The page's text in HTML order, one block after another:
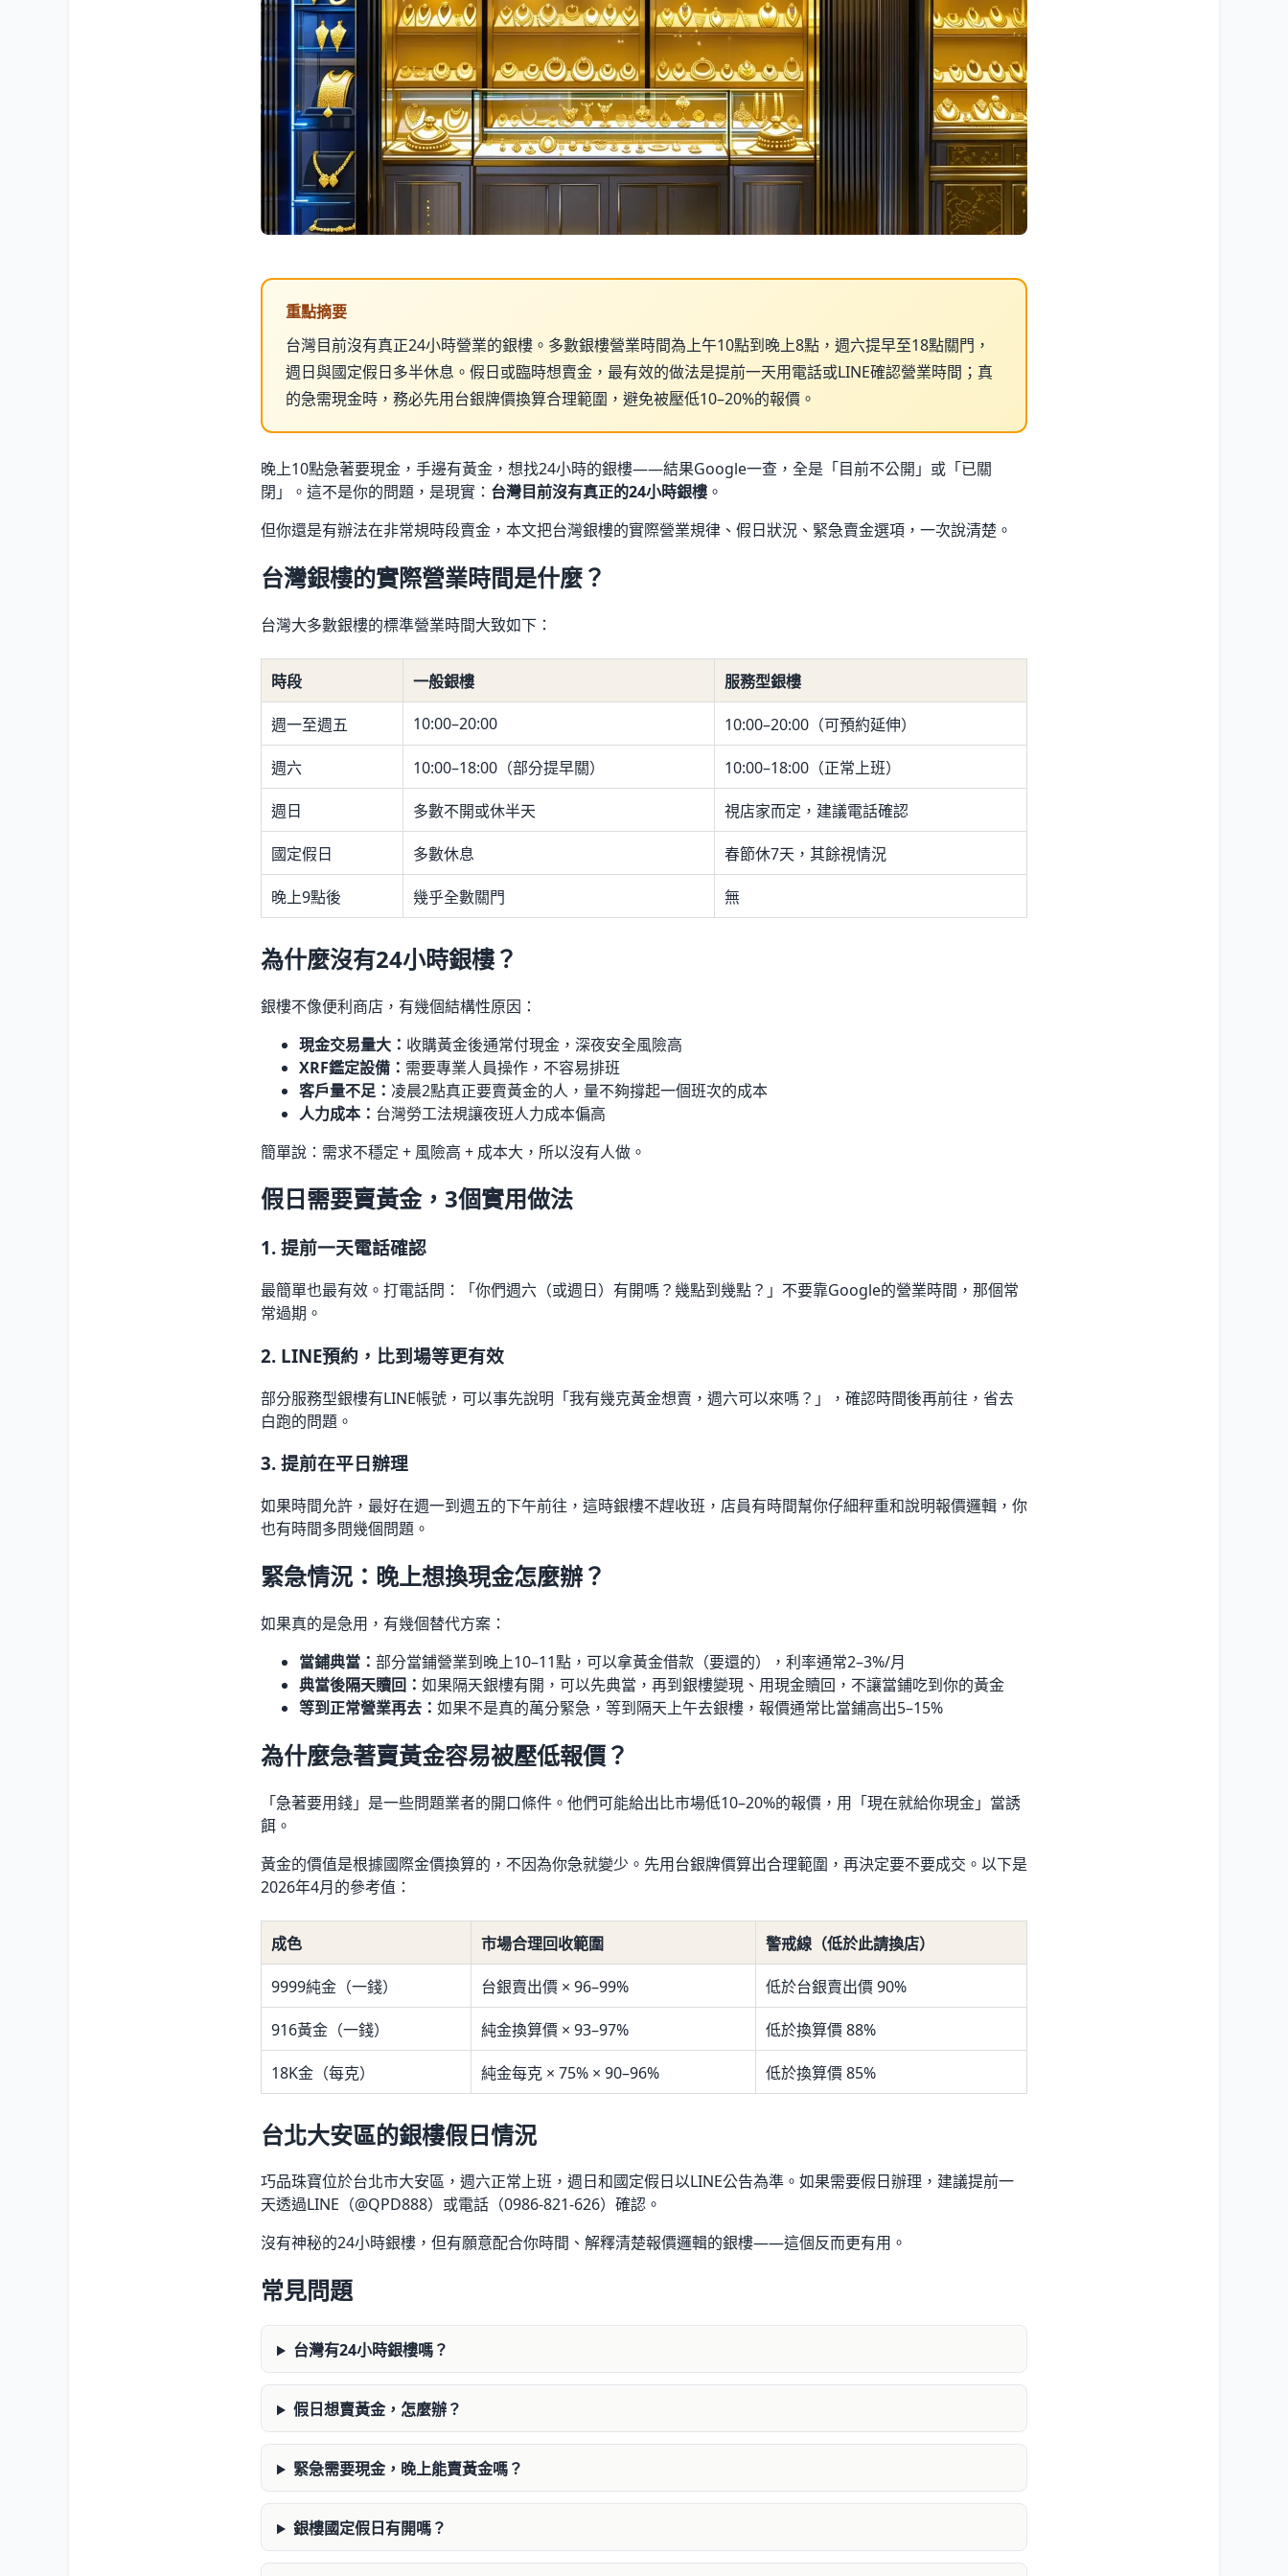
重點摘要
台灣目前沒有真正24小時營業的銀樓。多數銀樓營業時間為上午10點到晚上8點，週六提早至18點關門，
週日與國定假日多半休息。假日或臨時想賣金，最有效的做法是提前一天用電話或LINE確認營業時間；真
的急需現金時，務必先用台銀牌價換算合理範圍，避免被壓低10–20%的報價。
晚上10點急著要現金，手邊有黃金，想找24小時的銀樓——結果Google一查，全是「目前不公開」或「已關
閉」。這不是你的問題，是現實： 台灣目前沒有真正的24小時銀樓 。
但你還是有辦法在非常規時段賣金，本文把台灣銀樓的實際營業規律、假日狀況、緊急賣金選項，一次說清楚。
台灣銀樓的實際營業時間是什麼？
台灣大多數銀樓的標準營業時間大致如下：
時段 一般銀樓 服務型銀樓
週一至週五 10:00–20:00 10:00–20:00（可預約延伸）
週六 10:00–18:00（部分提早關） 10:00–18:00（正常上班）
週日 多數不開或休半天 視店家而定，建議電話確認
國定假日 多數休息 春節休7天，其餘視情況
晚上9點後 幾乎全數關門 無
為什麼沒有24小時銀樓？
銀樓不像便利商店，有幾個結構性原因：
現金交易量大： 收購黃金後通常付現金，深夜安全風險高
XRF鑑定設備： 需要專業人員操作，不容易排班
客戶量不足： 凌晨2點真正要賣黃金的人，量不夠撐起一個班次的成本
人力成本： 台灣勞工法規讓夜班人力成本偏高
簡單說：需求不穩定 + 風險高 + 成本大，所以沒有人做。
假日需要賣黃金，3個實用做法
1. 提前一天電話確認
最簡單也最有效。打電話問：「你們週六（或週日）有開嗎？幾點到幾點？」不要靠Google的營業時間，那個常
常過期。
2. LINE預約，比到場等更有效
部分服務型銀樓有LINE帳號，可以事先說明「我有幾克黃金想賣，週六可以來嗎？」，確認時間後再前往，省去
白跑的問題。
3. 提前在平日辦理
如果時間允許，最好在週一到週五的下午前往，這時銀樓不趕收班，店員有時間幫你仔細秤重和說明報價邏輯，你
也有時間多問幾個問題。
緊急情況：晚上想換現金怎麼辦？
如果真的是急用，有幾個替代方案：
當鋪典當： 部分當鋪營業到晚上10–11點，可以拿黃金借款（要還的），利率通常2–3%/月
典當後隔天贖回： 如果隔天銀樓有開，可以先典當，再到銀樓變現、用現金贖回，不讓當鋪吃到你的黃金
等到正常營業再去： 如果不是真的萬分緊急，等到隔天上午去銀樓，報價通常比當鋪高出5–15%
為什麼急著賣黃金容易被壓低報價？
「急著要用錢」是一些問題業者的開口條件。他們可能給出比市場低10–20%的報價，用「現在就給你現金」當誘
餌。
黃金的價值是根據國際金價換算的，不因為你急就變少。先用台銀牌價算出合理範圍，再決定要不要成交。以下是
2026年4月的參考值：
成色 市場合理回收範圍 警戒線（低於此請換店）
9999純金（一錢） 台銀賣出價 × 96–99% 低於台銀賣出價 90%
916黃金（一錢） 純金換算價 × 93–97% 低於換算價 88%
18K金（每克） 純金每克 × 75% × 90–96% 低於換算價 85%
台北大安區的銀樓假日情況
巧品珠寶位於台北市大安區，週六正常上班，週日和國定假日以LINE公告為準。如果需要假日辦理，建議提前一
天透過LINE（@QPD888）或電話（0986-821-626）確認。
沒有神秘的24小時銀樓，但有願意配合你時間、解釋清楚報價邏輯的銀樓——這個反而更有用。
常見問題
台灣有24小時銀樓嗎？
假日想賣黃金，怎麼辦？
緊急需要現金，晚上能賣黃金嗎？
銀樓國定假日有開嗎？